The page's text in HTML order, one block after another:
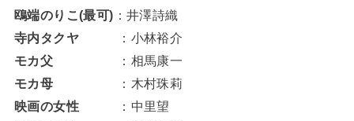
鴎端のりこ(最可) ：井澤詩織
寺内タクヤ
：小林裕介
モカ父
：相馬康一
モカ母
：木村珠莉
映画の女性
：中里望